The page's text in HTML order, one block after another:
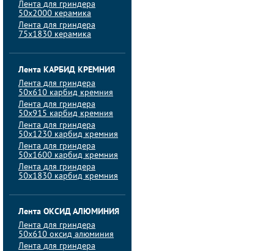
Лента для гриндера
50х2000 керамика
Лента для гриндера
75х1830 керамика
Лента КАРБИД КРЕМНИЯ
Лента для гриндера
50х610 карбид кремния
Лента для гриндера
50х915 карбид кремния
Лента для гриндера
50х1230 карбид кремния
Лента для гриндера
50х1600 карбид кремния
Лента для гриндера
50х1830 карбид кремния
Лента ОКСИД АЛЮМИНИЯ
Лента для гриндера
50х610 оксид алюминия
Лента для гриндера